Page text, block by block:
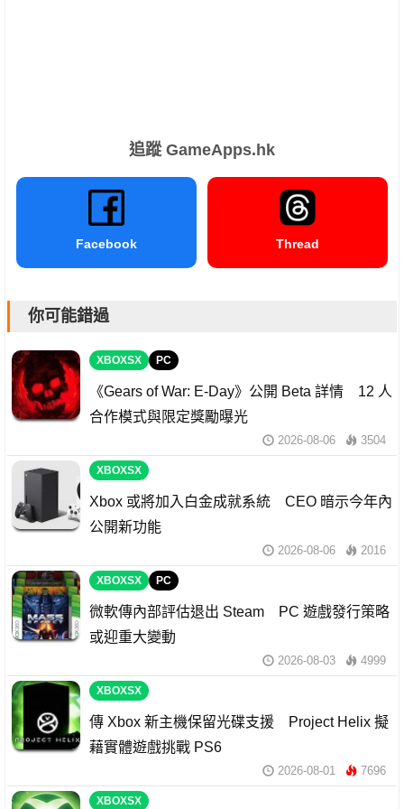
追蹤 GameApps.hk
Facebook Thread
你可能錯過
XBOXSX PC
《Gears of War: E-Day》公開 Beta 詳情 12 人
合作模式與限定獎勵曝光
2026-08-06 3504
XBOXSX
Xbox 或將加入白金成就系統 CEO 暗示今年內
公開新功能
2026-08-06 2016
XBOXSX PC
微軟傳內部評估退出 Steam PC 遊戲發行策略
或迎重大變動
2026-08-03 4999
XBOXSX
傳 Xbox 新主機保留光碟支援 Project Helix 擬
藉實體遊戲挑戰 PS6
2026-08-01 7696
XBOXSX